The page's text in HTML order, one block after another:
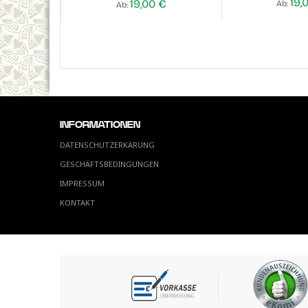
Ab 19,00 € Ab
INFORMATIONEN
DATENSCHUTZERKÄRUNG
GESCHÄFTSBEDINGUNGEN
IMPRESSUM
KONTAKT